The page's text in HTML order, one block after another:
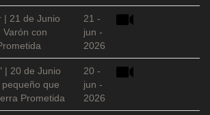
| 21 de Junio
con
21 -
jun -
2026
| 20 de Junio
que
Prometida
20 -
jun -
2026